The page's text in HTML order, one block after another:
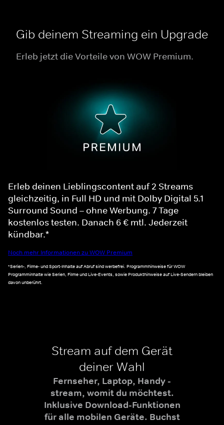
Gib deinem Streaming ein Upgrade
Erleb jetzt die Vorteile von WOW Premium.
Erleb deinen Lieblingscontent auf 2 Streams
gleichzeitig, in Full HD und mit Dolby Digital 5.1
Surround Sound – ohne Werbung. 7 Tage
kostenlos testen. Danach 6 € mtl. Jederzeit
kündbar.*
Noch mehr Informationen zu WOW Premium
*Serien-, Filme- und Sport-Inhalte auf Abruf sind werbefrei. Programmhinweise für WOW
Programminhalte wie Serien, Filme und Live-Events, sowie Produkthinweise auf Live-Sendern bleiben
davon unberührt.
Stream auf dem Gerät
deiner Wahl
Fernseher, Laptop, Handy -
stream, womit du möchtest.
Inklusive Download-Funktionen
für alle mobilen Geräte. Buchst